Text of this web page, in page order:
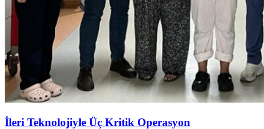
İleri Teknolojiyle Üç Kritik Operasyon